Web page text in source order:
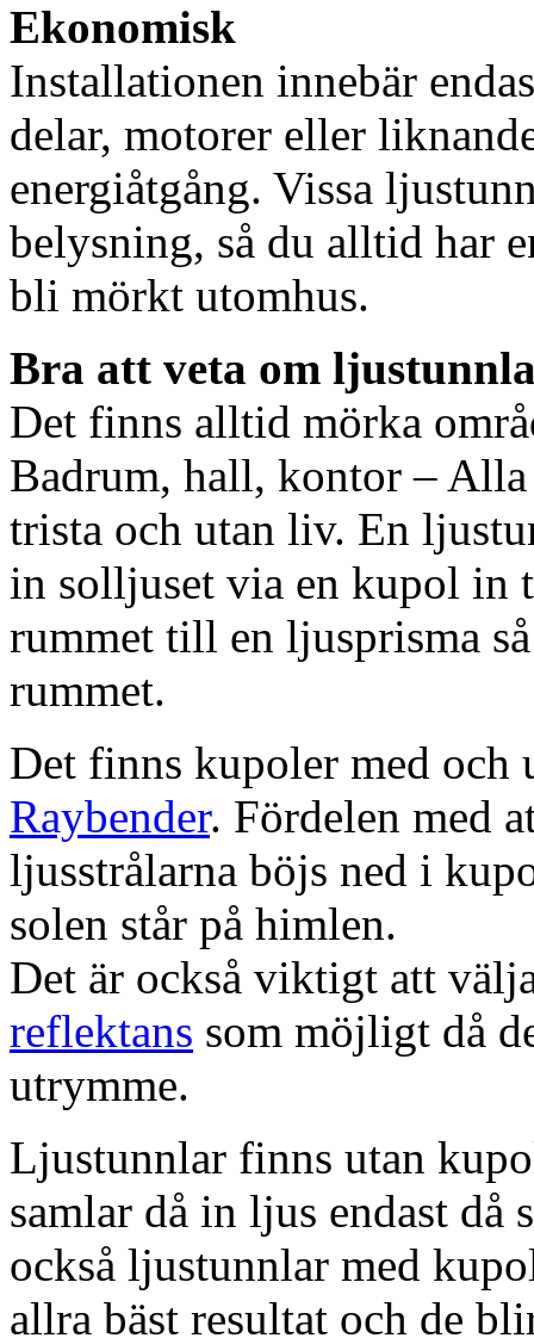
Ekonomisk
Installationen innebär
delar, motorer eller
energiåtgång. Vissa
belysning, så du alltid har
bli mörkt utomhus.
Bra att veta om
Det finns alltid mörka
Badrum, hall, kontor – Alla
trista och utan liv. En
in solljuset via en kupol in
rummet till en ljusprisma
rummet.
Det finns kupoler med och
Raybender. Fördelen med
ljusstrålarna böjs ned i
solen står på himlen.
Det är också viktigt att
reflektans som möjligt då
utrymme.
Ljustunnlar finns utan
samlar då in ljus endast då
också ljustunnlar med
allra bäst resultat och de